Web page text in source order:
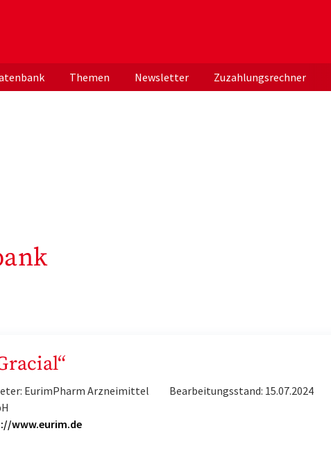
deutschen ApothekerInnen
Themen Newsletter Zuzahlungsrechner
EurimPharm Arzneimittel
www.eurim.de
Bearbeitungsstand: 15.07.2024